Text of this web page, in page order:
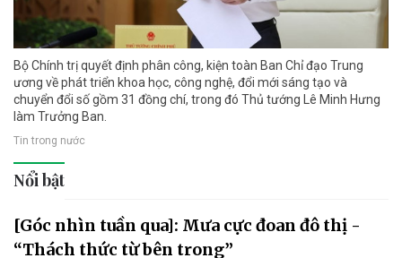
Bộ Chính trị quyết định phân công, kiện toàn Ban Chỉ đạo Trung
ương về phát triển khoa học, công nghệ, đổi mới sáng tạo và
chuyển đổi số gồm 31 đồng chí, trong đó Thủ tướng Lê Minh Hưng
làm Trưởng Ban.
Tin trong nước
Nổi bật
[Góc nhìn tuần qua]: Mưa cực đoan đô thị -
“Thách thức từ bên trong”